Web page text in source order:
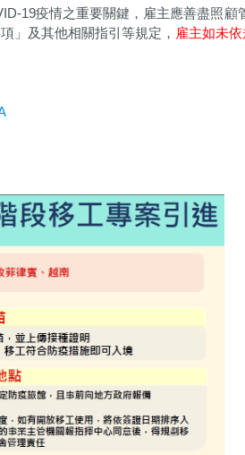
19疫情之重要關鍵，雇主應善盡照
」及其他相關指引等規定， 雇主如未